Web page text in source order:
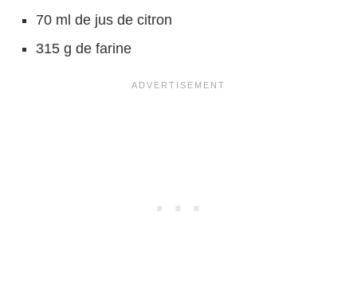
70 ml de jus de citron
315 g de farine